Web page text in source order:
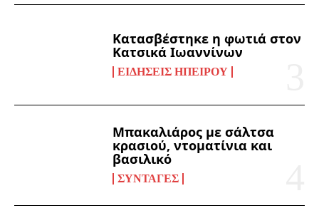
Κατασβέστηκε η φωτιά στον
Κατσικά Ιωαννίνων
ΕΙΔΉΣΕΙΣ ΗΠΕΊΡΟΥ
Μπακαλιάρος με σάλτσα
κρασιού, ντοματίνια και
βασιλικό
ΣΥΝΤΑΓΈΣ